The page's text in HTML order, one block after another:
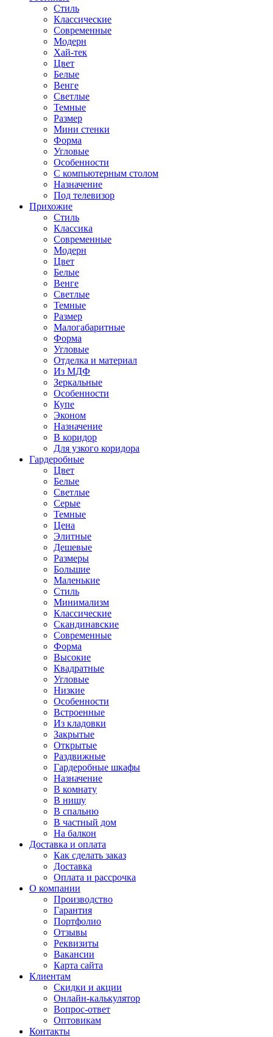
Стиль
Классические
Современные
Модерн
Хай-тек
Цвет
Белые
Венге
Светлые
Темные
Размер
Мини стенки
Форма
Угловые
Особенности
С компьютерным столом
Назначение
Под телевизор
Прихожие
Стиль
Классика
Современные
Модерн
Цвет
Белые
Венге
Светлые
Темные
Размер
Малогабаритные
Форма
Угловые
Отделка и материал
Из МДФ
Зеркальные
Особенности
Купе
Эконом
Назначение
В коридор
Для узкого коридора
Гардеробные
Цвет
Белые
Светлые
Серые
Темные
Цена
Элитные
Дешевые
Размеры
Большие
Маленькие
Стиль
Минимализм
Классические
Скандинавские
Современные
Форма
Высокие
Квадратные
Угловые
Низкие
Особенности
Встроенные
Из кладовки
Закрытые
Открытые
Раздвижные
Гардеробные шкафы
Назначение
В комнату
В нишу
В спальню
В частный дом
На балкон
Доставка и оплата
Как сделать заказ
Доставка
Оплата и рассрочка
О компании
Производство
Гарантия
Портфолио
Отзывы
Реквизиты
Вакансии
Карта сайта
Клиентам
Скидки и акции
Онлайн-калькулятор
Вопрос-ответ
Оптовикам
Контакты